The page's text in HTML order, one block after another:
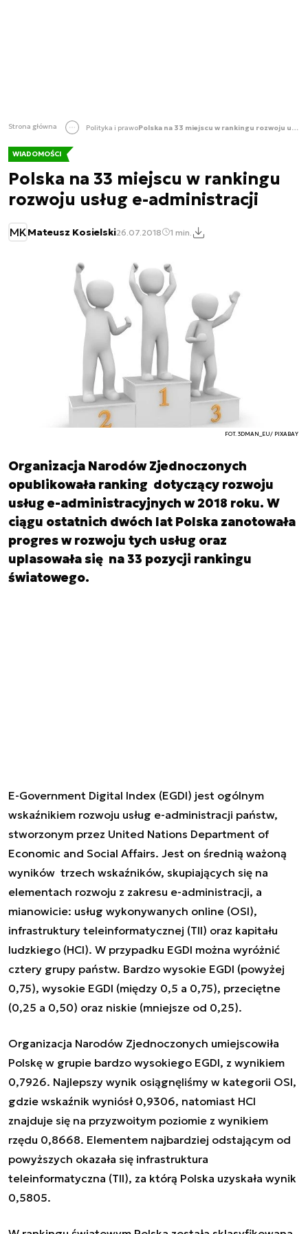
Strona główna Polityka i prawo Polska na 33 miejscu w rankingu rozwoju usług e-administracji
WIADOMOŚCI
Polska na 33 miejscu w rankingu
rozwoju usług e-administracji
MKMateusz Kosielski26.07.2018 1 min.
FOT. 3DMAN_EU/ PIXABAY
Organizacja Narodów Zjednoczonych
opublikowała ranking dotyczący rozwoju
usług e-administracyjnych w 2018 roku. W
ciągu ostatnich dwóch lat Polska zanotowała
progres w rozwoju tych usług oraz
uplasowała się na 33 pozycji rankingu
światowego.
E-Government Digital Index (EGDI) jest ogólnym
wskaźnikiem rozwoju usług e-administracji państw,
stworzonym przez United Nations Department of
Economic and Social Affairs. Jest on średnią ważoną
wyników trzech wskaźników, skupiających się na
elementach rozwoju z zakresu e-administracji, a
mianowicie: usług wykonywanych online (OSI),
infrastruktury teleinformatycznej (TII) oraz kapitału
ludzkiego (HCI). W przypadku EGDI można wyróżnić
cztery grupy państw. Bardzo wysokie EGDI (powyżej
0,75), wysokie EGDI (między 0,5 a 0,75), przeciętne
(0,25 a 0,50) oraz niskie (mniejsze od 0,25).
Organizacja Narodów Zjednoczonych umiejscowiła
Polskę w grupie bardzo wysokiego EGDI, z wynikiem
0,7926. Najlepszy wynik osiągnęliśmy w kategorii OSI,
gdzie wskaźnik wyniósł 0,9306, natomiast HCI
znajduje się na przyzwoitym poziomie z wynikiem
rzędu 0,8668. Elementem najbardziej odstającym od
powyższych okazała się infrastruktura
teleinformatyczna (TII), za którą Polska uzyskała wynik
0,5805.